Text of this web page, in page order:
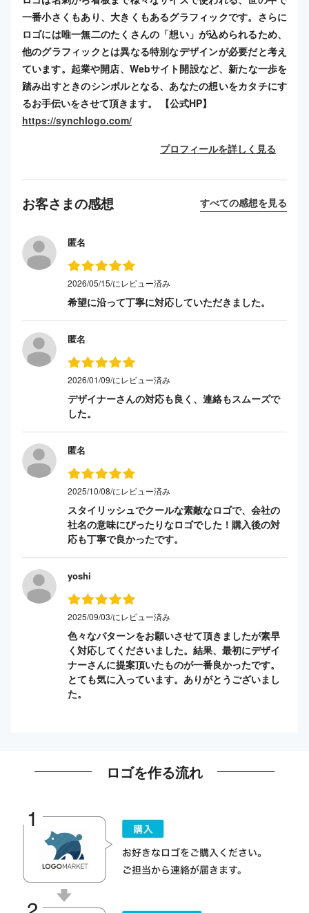
一番小さくもあり、大きくもあるグラフィックです。さらに
ロゴには唯一無二のたくさんの「想い」が込められるため、
他のグラフィックとは異なる特別なデザインが必要だと考え
ています。起業や開店、Webサイト開設など、新たな一歩を
踏み出すときのシンボルとなる、あなたの想いをカタチにす
るお手伝いをさせて頂きます。 【公式HP】
https://synchlogo.com/
プロフィールを詳しく見る
お客さまの感想 すべての感想を見る
匿名
2026/05/15/にレビュー済み
希望に沿って丁寧に対応していただきました。
匿名
2026/01/09/にレビュー済み
デザイナーさんの対応も良く、連絡もスムーズで
した。
匿名
2025/10/08/にレビュー済み
スタイリッシュでクールな素敵なロゴで、会社の
社名の意味にぴったりなロゴでした！購入後の対
応も丁寧で良かったです。
yoshi
2025/09/03/にレビュー済み
色々なパターンをお願いさせて頂きましたが素早
く対応してくださいました。結果、最初にデザイ
ナーさんに提案頂いたものが一番良かったです。
とても気に入っています。ありがとうございまし
た。
ロゴを作る流れ